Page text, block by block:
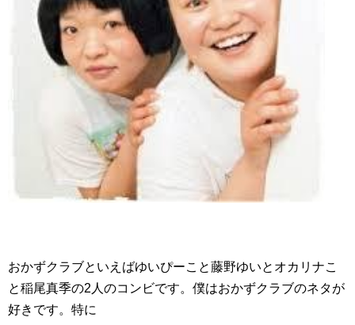
おかずクラブといえばゆいぴーこと藤野ゆいとオカリナこ
と稲尾真季の2人のコンビです。僕はおかずクラブのネタが
好きです。特に